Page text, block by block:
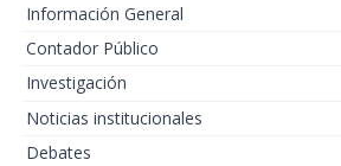
Información General
Contador Público
Investigación
Noticias institucionales
Debates